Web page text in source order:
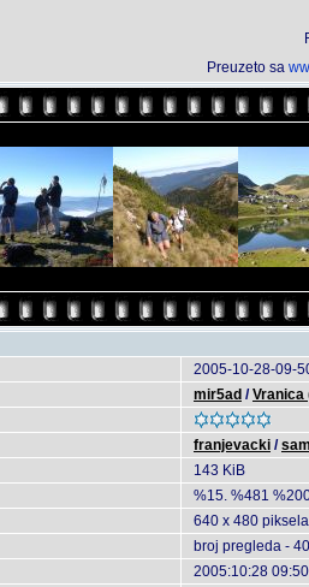
Preuzeto sa
2005-10-28-09-
mir5ad /Vranica
franjevacki /
143 KiB
%15. %481
640 x 480 piksela
broj pregleda -
2005:10:28